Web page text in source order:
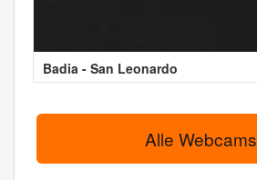
Badia - San Leonardo
Alle Webcams